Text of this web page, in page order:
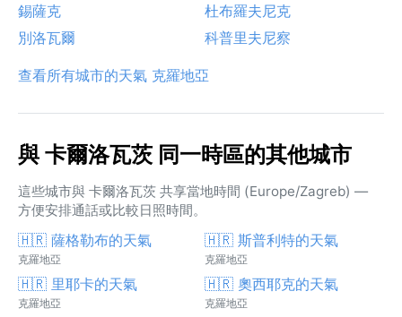
錫薩克
杜布羅夫尼克
別洛瓦爾
科普里夫尼察
查看所有城市的天氣 克羅地亞
與 卡爾洛瓦茨 同一時區的其他城市
這些城市與 卡爾洛瓦茨 共享當地時間 (Europe/Zagreb) —
方便安排通話或比較日照時間。
🇭🇷 薩格勒布的天氣
克羅地亞
🇭🇷 斯普利特的天氣
克羅地亞
🇭🇷 里耶卡的天氣
克羅地亞
🇭🇷 奧西耶克的天氣
克羅地亞